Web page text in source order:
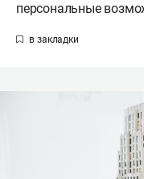
персональные